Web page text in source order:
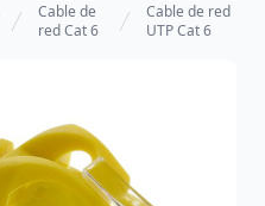
Cable de
red Cat 6
Cable de red
UTP Cat 6